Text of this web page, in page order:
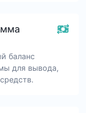
баланс
для вывода,